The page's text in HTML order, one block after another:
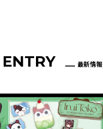
最新情報